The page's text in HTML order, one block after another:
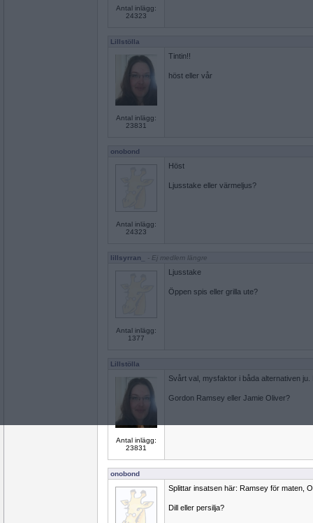
Antal inlägg:
24323
Lillstölla
Antal inlägg:
23831
Tintin!!
höst eller vår
onobond
Antal inlägg:
24323
Höst
Ljusstake eller värmeljus?
lillsyrran_ - Ej medlem längre
Antal inlägg:
1377
Ljusstake
Öppen spis eller grilla ute?
Lillstölla
Antal inlägg:
23831
Svårt val, mysfaktor i båda alternativen ju.
Gordon Ramsey eller Jamie Oliver?
onobond
Splittar insatsen här: Ramsey för maten,
Dill eller persilja?